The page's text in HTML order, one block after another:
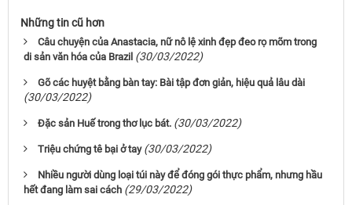
Những tin cũ hơn
Câu chuyện của Anastacia, nữ nô lệ xinh đẹp đeo rọ mõm trong
di sản văn hóa của Brazil (30/03/2022)
Gõ các huyệt bằng bàn tay: Bài tập đơn giản, hiệu quả lâu dài
(30/03/2022)
Đặc sản Huế trong thơ lục bát. (30/03/2022)
Triệu chứng tê bại ở tay (30/03/2022)
Nhiều người dùng loại túi này để đóng gói thực phẩm, nhưng hầu
hết đang làm sai cách (29/03/2022)